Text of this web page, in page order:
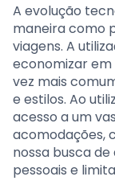
A evolução
maneira como
viagens. A
economizar
vez mais
e estilos. Ao
acesso a um
acomodações,
nossa busca
pessoais e